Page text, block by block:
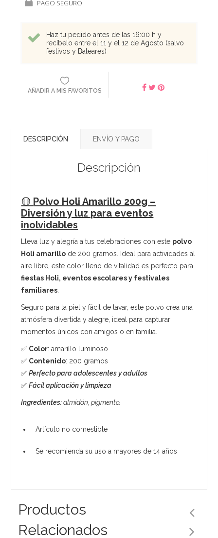
PAGO SEGURO
Haz tu pedido antes de las 16:00 h y
recíbelo entre el 11 y el 12 de Agosto (salvo
festivos y Baleares)
AÑADIR A MIS FAVORITOS
DESCRIPCIÓN ENVÍO Y PAGO
Descripción
🟡 Polvo Holi Amarillo 200g –
Diversión y luz para eventos
inolvidables
Lleva luz y alegría a tus celebraciones con este polvo
Holi amarillo de 200 gramos. Ideal para actividades al
aire libre, este color lleno de vitalidad es perfecto para
fiestas Holi, eventos escolares y festivales
familiares
Seguro para la piel y fácil de lavar, este polvo crea una
atmósfera divertida y alegre, ideal para capturar
momentos únicos con amigos o en familia.
✅ Color: amarillo luminoso
✅ Contenido: 200 gramos
✅Perfecto para adolescentes y adultos
✅Fácil aplicación y limpieza
Ingredientes:almidón, pigmento.
Artículo no comestible
Se recomienda su uso a mayores de 14 años
Productos
Relacionados